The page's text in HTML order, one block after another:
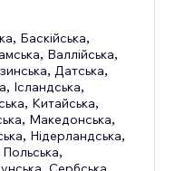
, Баскійська,
, Валлійська,
, Датська,
, Ісландська,
, Китайська,
, Македонська,
, Нідерландська,
Польська,